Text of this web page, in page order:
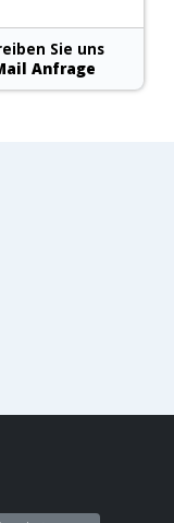
Sie uns
Anfrage